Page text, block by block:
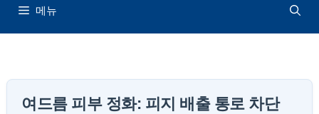
메뉴
여드름 피부 정화: 피지 배출 통로 차단